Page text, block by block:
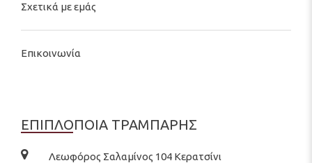
Σχετικά με εμάς
Επικοινωνία
ΕΠΙΠΛΟΠΟΙΑ ΤΡΑΜΠΑΡΗΣ
Λεωφόρος Σαλαμίνος 104 Κερατσίνι